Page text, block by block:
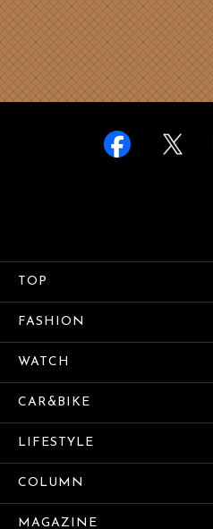
TOP
FASHION
WATCH
CAR&BIKE
LIFESTYLE
COLUMN
MAGAZINE